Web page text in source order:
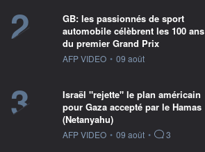
2
GB: les passionnés de sport
automobile célèbrent les 100 ans
du premier Grand Prix
information fournie par
AFP VIDEO • 09 août
3
Israël "rejette" le plan américain
pour Gaza accepté par le Hamas
(Netanyahu)
information fournie par
AFP VIDEO • 09 août • 3